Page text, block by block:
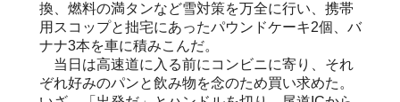
換、燃料の満タンなど雪対策を万全に行い、携帯
用スコップと拙宅にあったパウンドケーキ2個、バ
ナナ3本を車に積みこんだ。
当日は高速道に入る前にコンビニに寄り、それ
ぞれ好みのパンと飲み物を念のため買い求めた。